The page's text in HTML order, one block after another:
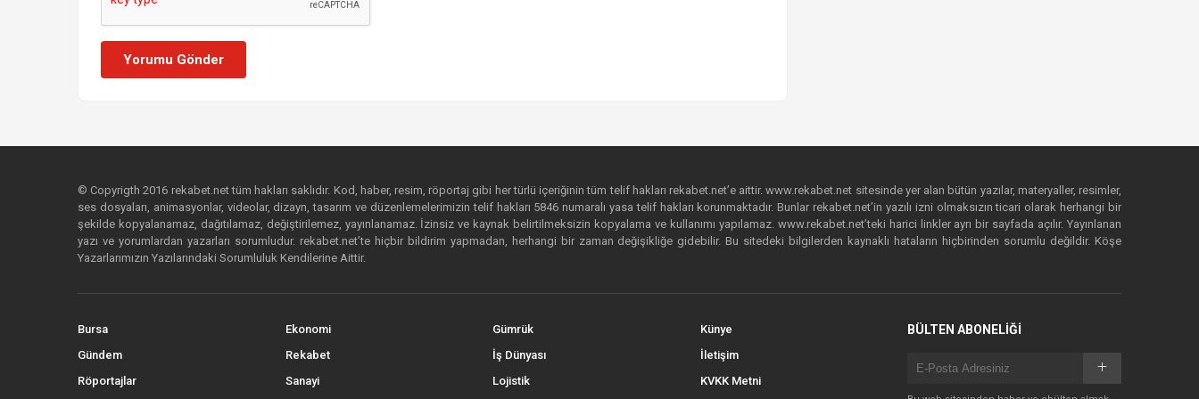
Yorumu Gönder
© Copyrigth 2016 rekabet.net tüm hakları saklıdır. Kod, haber, resim, röportaj gibi her türlü içeriğinin tüm telif hakları rekabet.net’e aittir. www.rekabet.net sitesinde yer alan bütün yazılar, materyaller, resimler,
ses dosyaları, animasyonlar, videolar, dizayn, tasarım ve düzenlemelerimizin telif hakları 5846 numaralı yasa telif hakları korunmaktadır. Bunlar rekabet.net’in yazılı izni olmaksızın ticari olarak herhangi bir
şekilde kopyalanamaz, dağıtılamaz, değiştirilemez, yayınlanamaz. İzinsiz ve kaynak belirtilmeksizin kopyalama ve kullanımı yapılamaz. www.rekabet.net’teki harici linkler ayrı bir sayfada açılır. Yayınlanan
yazı ve yorumlardan yazarları sorumludur. rekabet.net’te hiçbir bildirim yapmadan, herhangi bir zaman değişikliğe gidebilir. Bu sitedeki bilgilerden kaynaklı hataların hiçbirinden sorumlu değildir. Köşe
Yazarlarımızın Yazılarındaki Sorumluluk Kendilerine Aittir.
Bursa
Gündem
Röportajlar
Ekonomi
Rekabet
Sanayi
Gümrük
İş Dünyası
Lojistik
Künye
İletişim
KVKK Metni
BÜLTEN ABONELİĞİ